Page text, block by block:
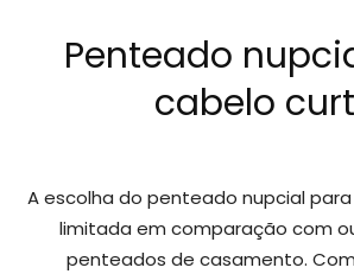
Penteado
cabelo
A escolha do penteado nupcial
limitada em comparação com
penteados de casamento.